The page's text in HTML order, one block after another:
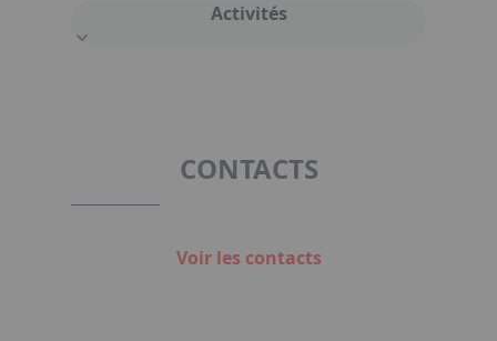
Activités
CONTACTS
Voir les contacts